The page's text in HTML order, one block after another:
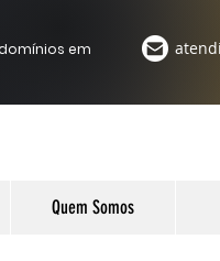
em
Quem Somos